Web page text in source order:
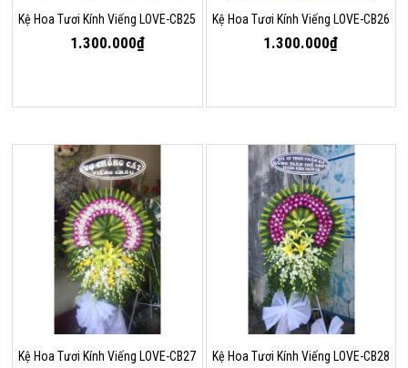
Kệ Hoa Tươi Kính Viếng LOVE-CB25
1.300.000₫
Kệ Hoa Tươi Kính Viếng LOVE-CB26
1.300.000₫
Kệ Hoa Tươi Kính Viếng LOVE-CB27 Kệ Hoa Tươi Kính Viếng LOVE-CB28